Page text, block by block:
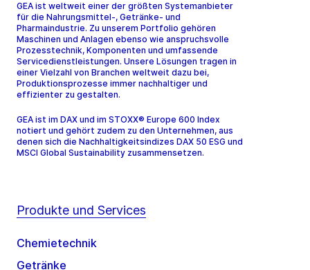
GEA ist weltweit einer der größten Systemanbieter
für die Nahrungsmittel-, Getränke- und
Pharmaindustrie. Zu unserem Portfolio gehören
Maschinen und Anlagen ebenso wie anspruchsvolle
Prozesstechnik, Komponenten und umfassende
Servicedienstleistungen. Unsere Lösungen tragen in
einer Vielzahl von Branchen weltweit dazu bei,
Produktionsprozesse immer nachhaltiger und
effizienter zu gestalten.
GEA ist im DAX und im STOXX® Europe 600 Index
notiert und gehört zudem zu den Unternehmen, aus
denen sich die Nachhaltigkeitsindizes DAX 50 ESG und
MSCI Global Sustainability zusammensetzen.
Produkte und Services
Chemietechnik
Getränke